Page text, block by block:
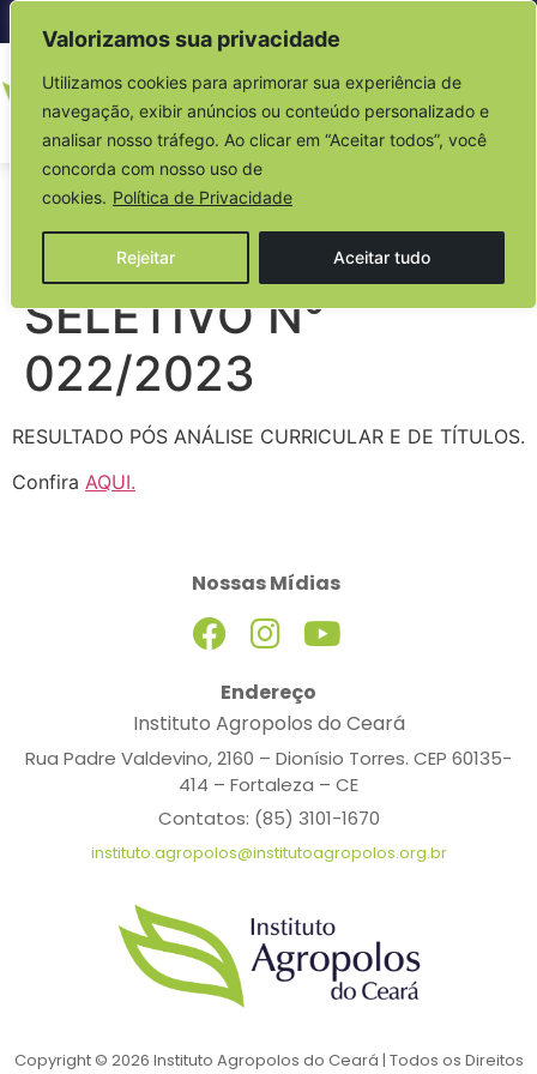
Valorizamos sua privacidade
Utilizamos cookies para aprimorar sua experiência de
navegação, exibir anúncios ou conteúdo personalizado e
analisar nosso tráfego. Ao clicar em “Aceitar todos”, você
concorda com nosso uso de
cookies. Política de Privacidade
Rejeitar Aceitar tudo
EDITAL DO
PROCESSO
SELETIVO N°
022/2023
RESULTADO PÓS ANÁLISE CURRICULAR E DE TÍTULOS.
Confira AQUI.
Endereço
Instituto Agropolos do Ceará
Rua Padre Valdevino, 2160 – Dionísio Torres. CEP 60135-
414 – Fortaleza – CE
Contatos: (85) 3101-1670
instituto.agropolos@institutoagropolos.org.br
Nossas Mídias
Copyright © 2026 Instituto Agropolos do Ceará | Todos os Direitos